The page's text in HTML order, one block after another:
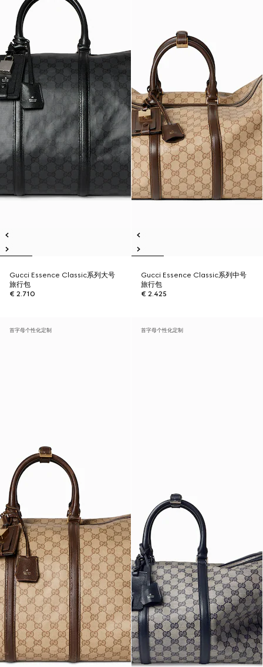
Gucci Essence Classic系列大号
旅行包
€ 2.710
Gucci Essence Classic系列中号
旅行包
€ 2.425
首字母个性化定制 首字母个性化定制